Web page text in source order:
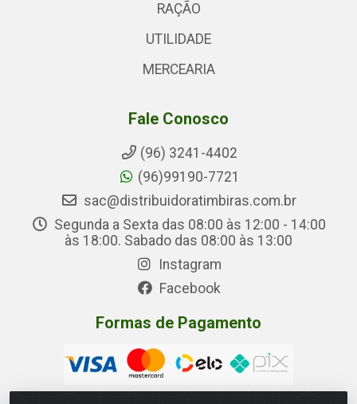
RAÇÃO
UTILIDADE
MERCEARIA
Fale Conosco
(96) 3241-4402
(96)99190-7721
sac@distribuidoratimbiras.com.br
Segunda a Sexta das 08:00 às 12:00 - 14:00
às 18:00. Sabado das 08:00 às 13:00
Instagram
Facebook
Formas de Pagamento